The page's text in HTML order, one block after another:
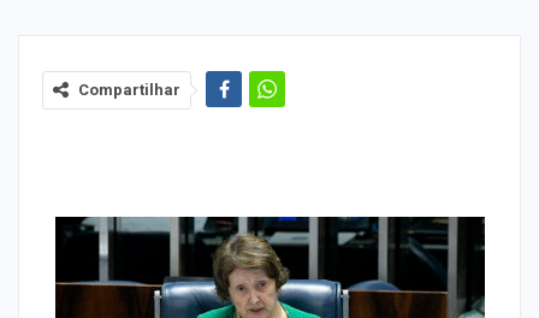
Compartilhar